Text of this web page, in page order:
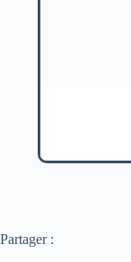
Partager :